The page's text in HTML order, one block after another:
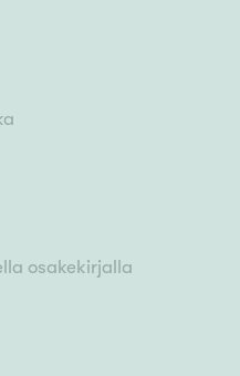
osakekirjalla